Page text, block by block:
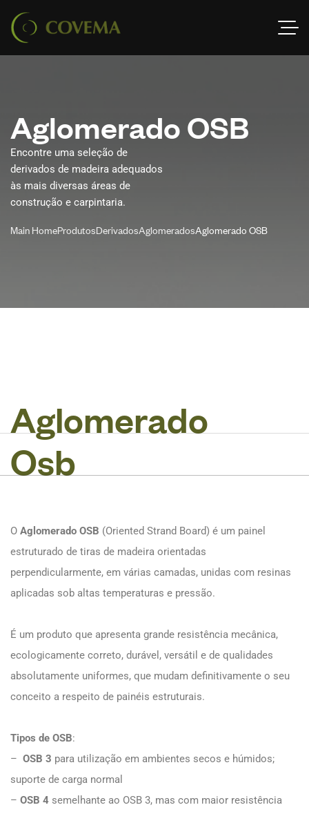
Aglomerado OSB
Encontre uma seleção de
derivados de madeira adequados
às mais diversas áreas de
construção e carpintaria.
Main HomeProdutosDerivadosAglomeradosAglomerado OSB
Aglomerado
Osb
O Aglomerado OSB (Oriented Strand Board) é um painel
estruturado de tiras de madeira orientadas
perpendicularmente, em várias camadas, unidas com resinas
aplicadas sob altas temperaturas e pressão.
É um produto que apresenta grande resistência mecânica,
ecologicamente correto, durável, versátil e de qualidades
absolutamente uniformes, que mudam definitivamente o seu
conceito a respeito de painéis estruturais.
Tipos de OSB:
– OSB 3 para utilização em ambientes secos e húmidos;
suporte de carga normal
– OSB 4 semelhante ao OSB 3, mas com maior resistência